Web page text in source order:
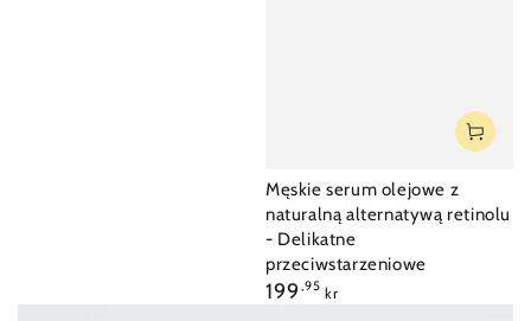
Męskie serum olejowe z
naturalną alternatywą retinolu
- Delikatne
przeciwstarzeniowe
Cena
regularna
199 ,95 kr